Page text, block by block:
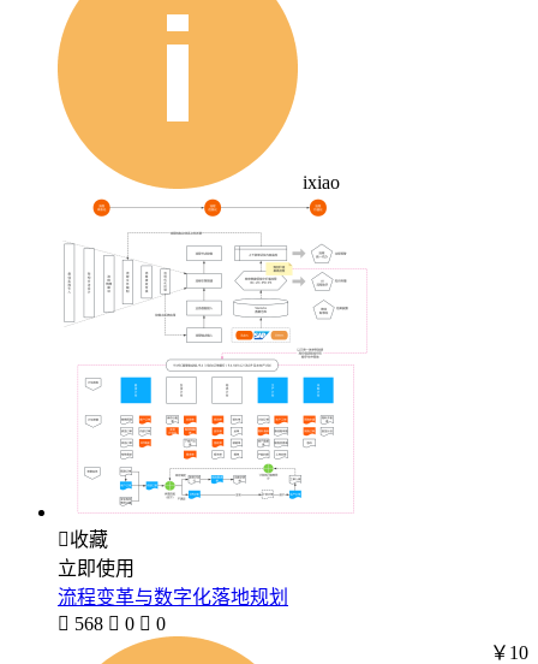
ixiao
收藏
立即使用
流程变革与数字化落地规划
 568  0  0
￥10